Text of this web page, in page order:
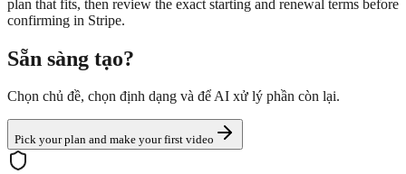
plan that fits, then review the exact starting and renewal terms before
confirming in Stripe.
Sẵn sàng tạo?
Chọn chủ đề, chọn định dạng và để AI xử lý phần còn lại.
Pick your plan and make your first video